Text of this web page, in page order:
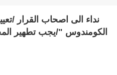
نداء الى اصحاب
الكومندوس "/يجب تطهير